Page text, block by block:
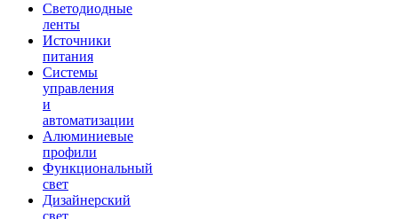
Светодиодные
ленты
Источники
питания
Системы
управления
и
автоматизации
Алюминиевые
профили
Функциональный
свет
Дизайнерский
свет